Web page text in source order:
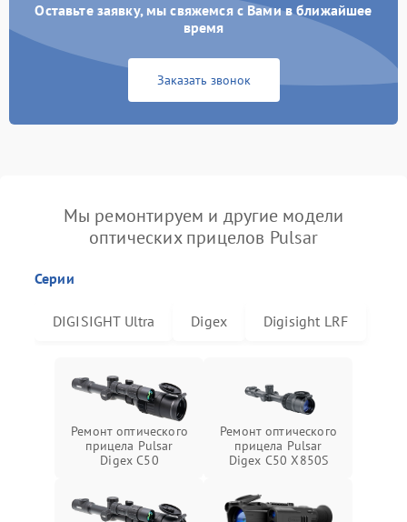
Оставьте заявку, мы свяжемся с Вами в ближайшее
время
Заказать звонок
Мы ремонтируем и другие модели
оптических прицелов Pulsar
Серии
DIGISIGHT Ultra Digex Digisight LRF
Ремонт оптического
прицела Pulsar
Digex C50
Ремонт оптического
прицела Pulsar
Digex C50 X850S